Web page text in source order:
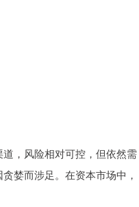
，风险相对可控，但依然需
婪而涉足。在资本市场中，